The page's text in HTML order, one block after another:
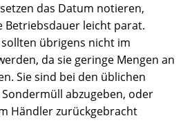
das Datum notieren,
Betriebsdauer leicht parat.
übrigens nicht im
da sie geringe Mengen an
Sie sind bei den üblichen
abzugeben, oder
Händler zurückgebracht